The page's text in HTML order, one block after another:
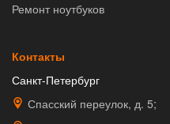
Ремонт ноутбуков
Контакты
Санкт-Петербург
Спасский переулок, д. 5;